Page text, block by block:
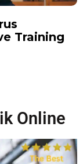
Training
Online